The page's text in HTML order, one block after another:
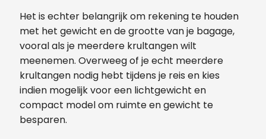
Het is echter belangrijk om rekening te houden
met het gewicht en de grootte van je bagage,
vooral als je meerdere krultangen wilt
meenemen. Overweeg of je echt meerdere
krultangen nodig hebt tijdens je reis en kies
indien mogelijk voor een lichtgewicht en
compact model om ruimte en gewicht te
besparen.